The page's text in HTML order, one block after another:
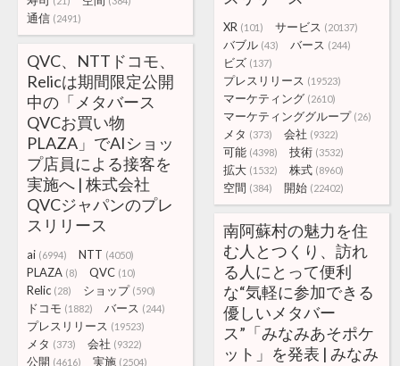
通信 (2491)
XR (101) サービス (20137)
バブル (43) バース (244)
ビズ (137)
プレスリリース (19523)
マーケティング (2610)
マーケティンググループ (26)
メタ (373) 会社 (9322)
可能 (4398) 技術 (3532)
拡大 (1532) 株式 (8960)
空間 (384) 開始 (22402)
QVC、NTTドコモ、
Relicは期間限定公開
中の「メタバース
QVCお買い物
PLAZA」でAIショッ
プ店員による接客を
実施へ | 株式会社
QVCジャパンのプレ
スリリース
ai (6994) NTT (4050)
PLAZA (8) QVC (10)
Relic (28) ショップ (590)
ドコモ (1882) バース (244)
プレスリリース (19523)
メタ (373) 会社 (9322)
公開 (4616) 実施 (2504)
南阿蘇村の魅力を住
む人とつくり、訪れ
る人にとって便利
な“気軽に参加できる
優しいメタバー
ス”「みなみあそポケ
ット」を発表 | みなみ